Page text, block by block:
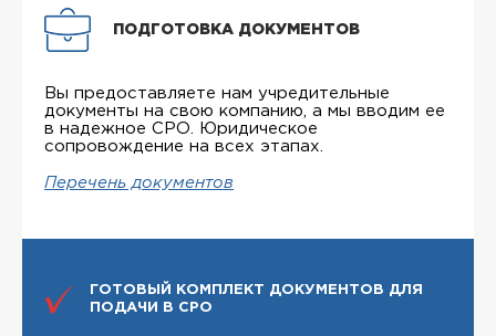
ПОДГОТОВКА ДОКУМЕНТОВ
Вы предоставляете нам учредительные
документы на свою компанию, а мы вводим ее
в надежное СРО. Юридическое
сопровождение на всех этапах.
Перечень документов
ГОТОВЫЙ КОМПЛЕКТ ДОКУМЕНТОВ ДЛЯ
ПОДАЧИ В СРО